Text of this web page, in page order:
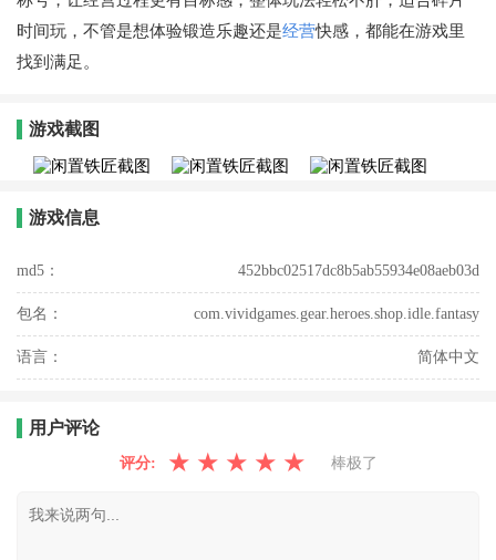
时间玩，不管是想体验锻造乐趣还是经营快感，都能在游戏里
找到满足。
游戏截图
游戏信息
md5： 452bbc02517dc8b5ab55934e08aeb03d
包名： com.vividgames.gear.heroes.shop.idle.fantasy
语言： 简体中文
用户评论
评分: ★ ★ ★ ★ ★ 棒极了